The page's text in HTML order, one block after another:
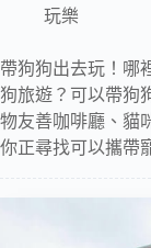
玩樂
帶狗狗出去玩！哪
狗旅遊？可以帶狗
物友善咖啡廳、貓
你正尋找可以攜帶